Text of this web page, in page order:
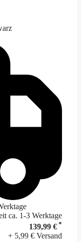
ca. 1-3 Werktage
139,99 € *
+ 5,99 € Versand